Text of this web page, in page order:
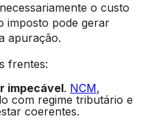
o custo
imposto pode gerar
apuração.
frentes:
impecável. NCM,
com regime tributário e
coerentes.